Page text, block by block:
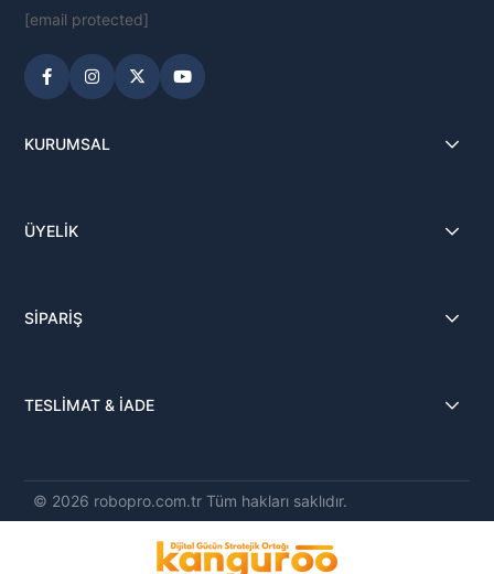
[email protected]
KURUMSAL
ÜYELİK
SİPARİŞ
TESLİMAT & İADE
© 2026 robopro.com.tr Tüm hakları saklıdır.